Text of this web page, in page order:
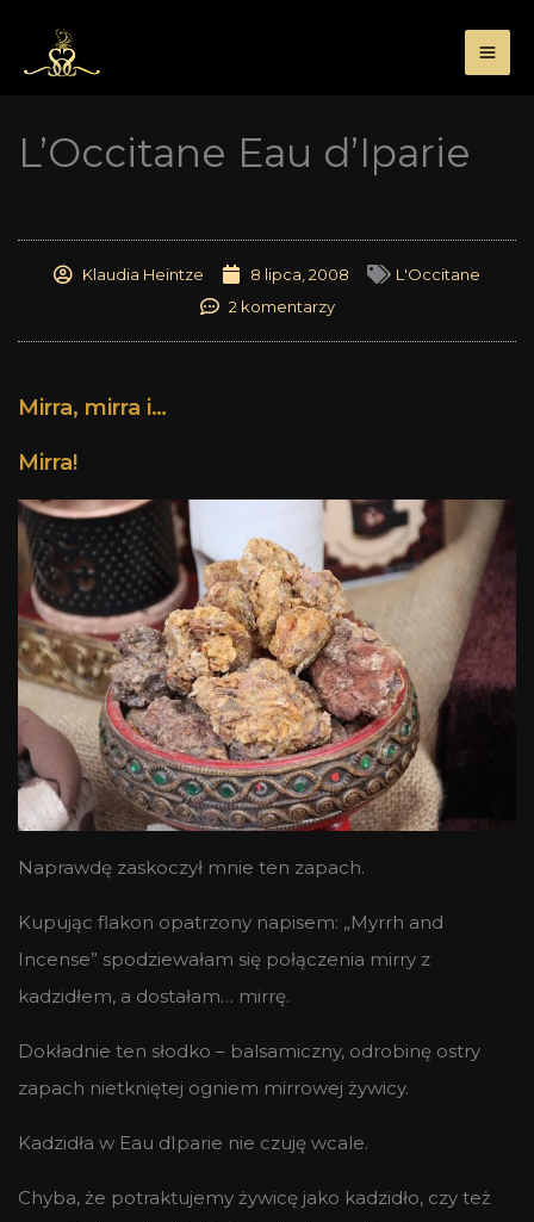
treści
L’Occitane Eau d’Iparie
Klaudia Heintze 8 lipca, 2008
L'Occitane
2 komentarzy
Mirra, mirra i…
Mirra!
Naprawdę zaskoczył mnie ten zapach.
Kupując flakon opatrzony napisem: „Myrrh and
Incense” spodziewałam się połączenia mirry z
kadzidłem, a dostałam… mirrę.
Dokładnie ten słodko – balsamiczny, odrobinę ostry
zapach nietkniętej ogniem mirrowej żywicy.
Kadzidła w Eau dIparie nie czuję wcale.
Chyba, że potraktujemy żywicę jako kadzidło, czy też